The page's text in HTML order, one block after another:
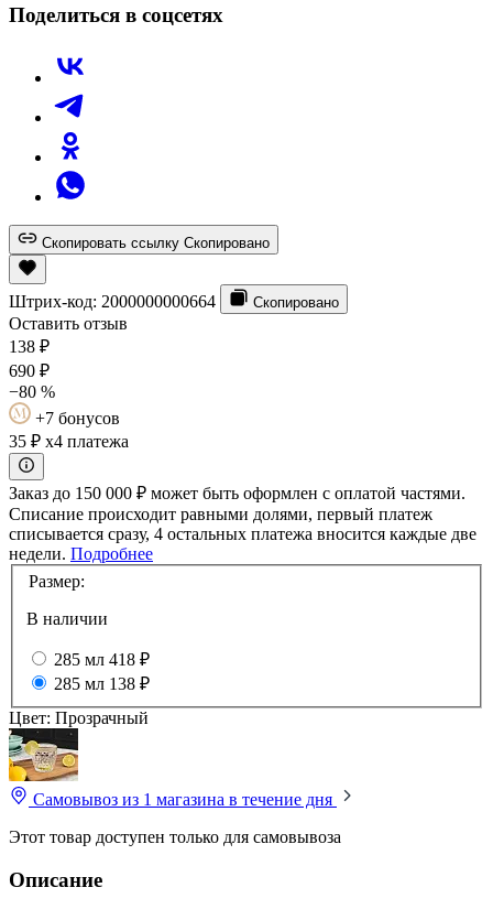
Поделиться в соцсетях
Скопировать ссылку Скопировано
Штрих-код: 2000000000664 Скопировано
Оставить отзыв
138 ₽
690 ₽
−80 %
+7 бонусов
35 ₽ x4 платежа
Заказ до 150 000 ₽ может быть оформлен с оплатой частями.
Списание происходит равными долями, первый платеж
списывается сразу, 4 остальных платежа вносится каждые две
недели. Подробнее
Размер:
В наличии
285 мл 418 ₽
285 мл 138 ₽
Цвет: Прозрачный
Самовывоз из 1 магазина в течение дня
Этот товар доступен только для самовывоза
Описание